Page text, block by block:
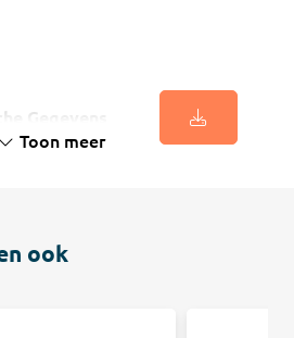
Toon meer
Gegevens
ook